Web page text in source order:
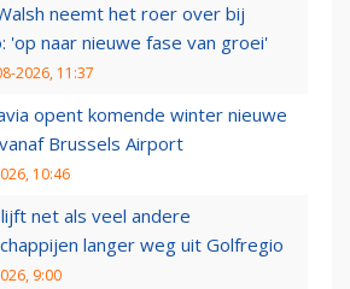
neemt het roer over bij
'op naar nieuwe fase van groei'
2026, 11:37
opent komende winter nieuwe
Brussels Airport
10:46
net als veel andere
langer weg uit Golfregio
9:00